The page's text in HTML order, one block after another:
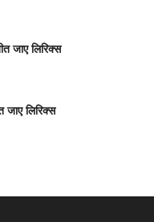
जाए लिरिक्स
जाए लिरिक्स